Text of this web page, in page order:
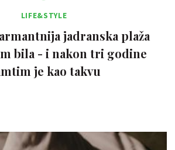
LIFE&STYLE
jadranska plaža
bila - i nakon tri godine
je kao takvu